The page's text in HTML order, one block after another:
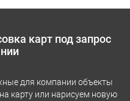
карт под запрос
для компании объекты
карту или нарисуем новую